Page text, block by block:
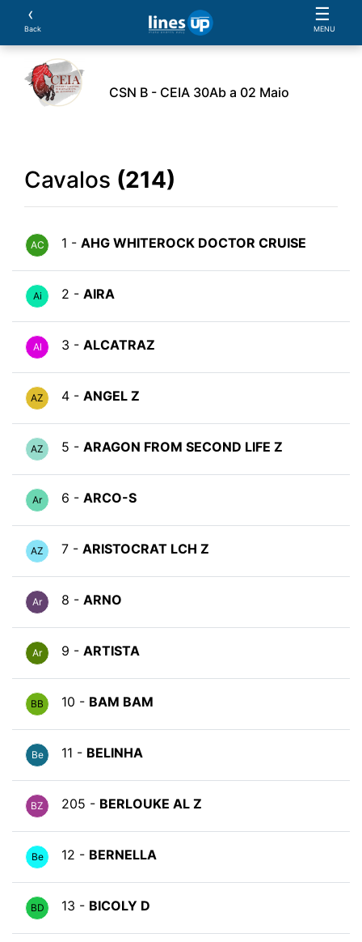
‹
Back
☰
MENU
CSN B - CEIA 30Ab a 02 Maio
Cavalos (214)
AC 1 - AHG WHITEROCK DOCTOR CRUISE
Ai 2 - AIRA
Al 3 - ALCATRAZ
AZ 4 - ANGEL Z
AZ 5 - ARAGON FROM SECOND LIFE Z
Ar 6 - ARCO-S
AZ 7 - ARISTOCRAT LCH Z
Ar 8 - ARNO
Ar 9 - ARTISTA
BB 10 - BAM BAM
Be 11 - BELINHA
BZ 205 - BERLOUKE AL Z
Be 12 - BERNELLA
BD 13 - BICOLY D